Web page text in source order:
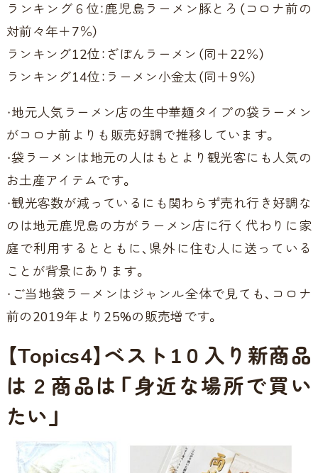
ランキング６位：鹿児島ラーメン豚とろ（コロナ前の
対前々年＋7％）
ランキング12位：ざぼんラーメン（同＋22％）
ランキング14位：ラーメン小金太（同＋9％）
・地元人気ラーメン店の生中華麺タイプの袋ラーメン
がコロナ前よりも販売好調で推移しています。
・袋ラーメンは地元の人はもとより観光客にも人気の
お土産アイテムです。
・観光客数が減っているにも関わらず売れ行き好調な
のは地元鹿児島の方がラーメン店に行く代わりに家
庭で利用するとともに、県外に住む人に送っている
ことが背景にあります。
・ご当地袋ラーメンはジャンル全体で見ても、コロナ
前の2019年より25%の販売増です。
【Topics4】ベスト1０入り新商品
は２商品は「身近な場所で買い
たい」